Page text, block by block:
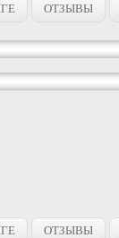
ОТЗЫВЫ
ОТЗЫВЫ